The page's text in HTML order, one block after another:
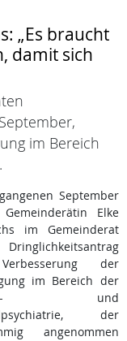
„Es braucht
damit sich
im Bereich
September
Elke
im Gemeinderat
der
im Bereich der
und
der
angenommen